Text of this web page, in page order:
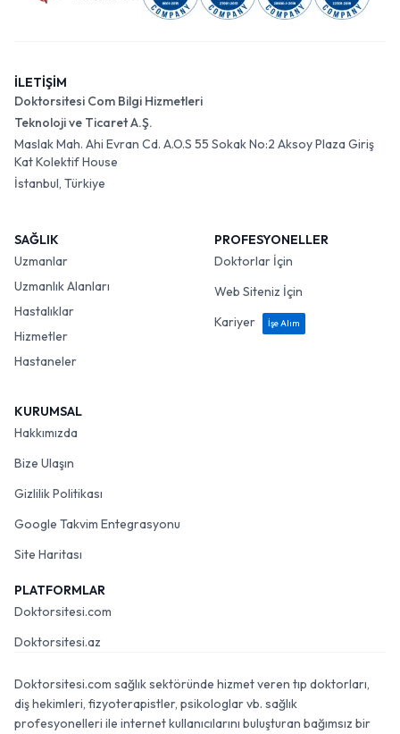
İLETİŞİM
Doktorsitesi Com Bilgi Hizmetleri
Teknoloji ve Ticaret A.Ş.
Maslak Mah. Ahi Evran Cd. A.O.S 55 Sokak No:2 Aksoy Plaza Giriş
Kat Kolektif House
İstanbul, Türkiye
SAĞLIK
Uzmanlar
Uzmanlık Alanları
Hastalıklar
Hizmetler
Hastaneler
PROFESYONELLER
Doktorlar İçin
Web Siteniz İçin
Kariyer
İşe Alım
KURUMSAL
Hakkımızda
Bize Ulaşın
Gizlilik Politikası
Google Takvim Entegrasyonu
Site Haritası
PLATFORMLAR
Doktorsitesi.com
Doktorsitesi.az
Doktorsitesi.com sağlık sektöründe hizmet veren tıp doktorları,
diş hekimleri, fizyoterapistler, psikologlar vb. sağlık
profesyonelleri ile internet kullanıcılarını buluşturan bağımsız bir